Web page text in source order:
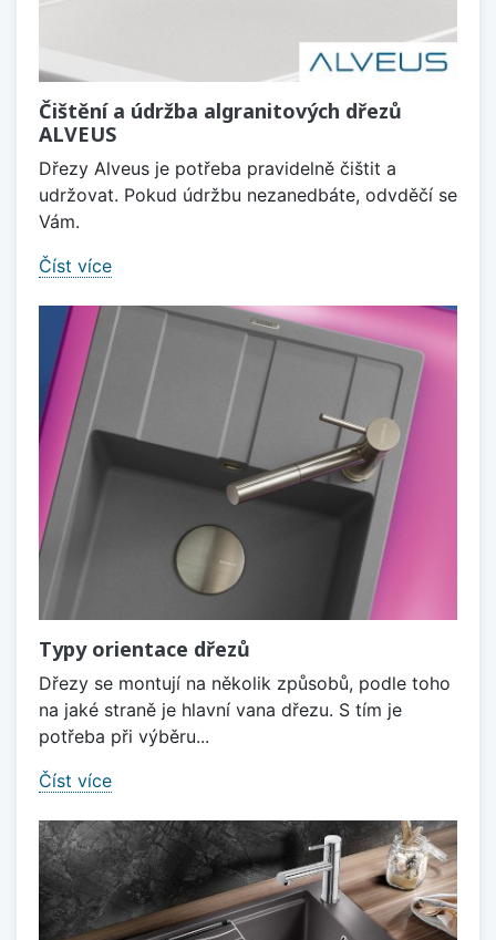
Čištění a údržba algranitových dřezů
ALVEUS
Dřezy Alveus je potřeba pravidelně čištit a
udržovat. Pokud údržbu nezanedbáte, odvděčí se
Vám.
Číst více
Typy orientace dřezů
Dřezy se montují na několik způsobů, podle toho
na jaké straně je hlavní vana dřezu. S tím je
potřeba při výběru...
Číst více